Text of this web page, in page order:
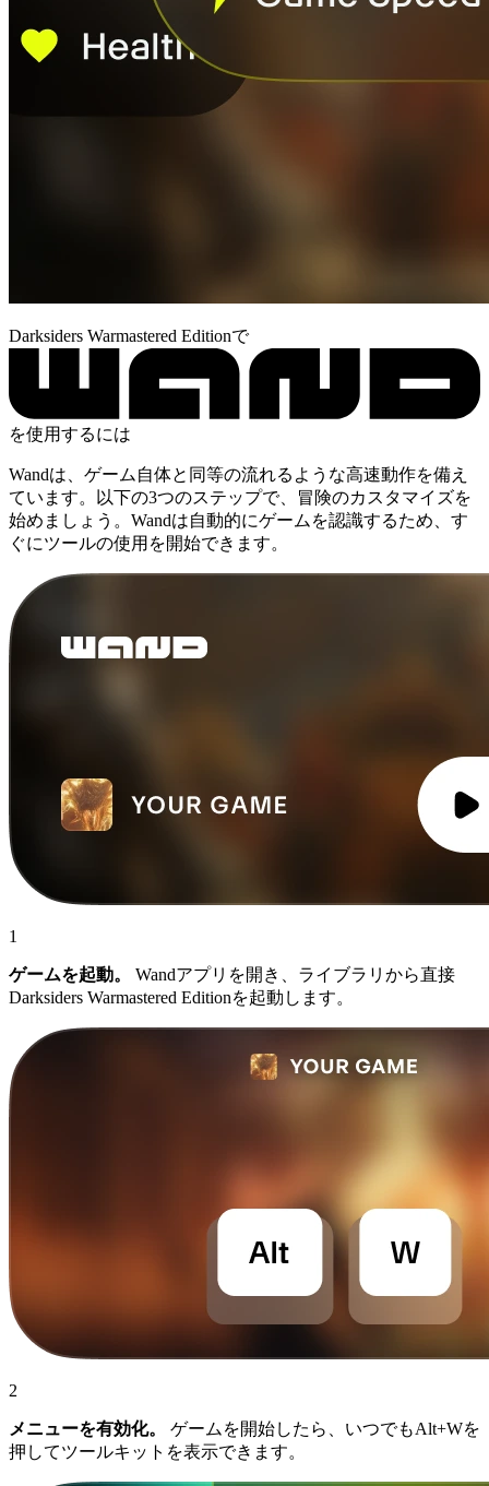
Darksiders Warmastered Editionで
を使用するには
Wandは、ゲーム自体と同等の流れるような高速動作を備え
ています。以下の3つのステップで、冒険のカスタマイズを
始めましょう。Wandは自動的にゲームを認識するため、す
ぐにツールの使用を開始できます。
1
ゲームを起動。
Wandアプリを開き、ライブラリから直接
Darksiders Warmastered Editionを起動します。
2
メニューを有効化。
ゲームを開始したら、いつでもAlt+Wを
押してツールキットを表示できます。